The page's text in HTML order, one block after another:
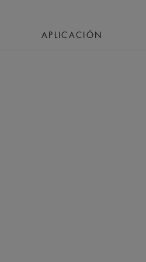
APLICACIÓN